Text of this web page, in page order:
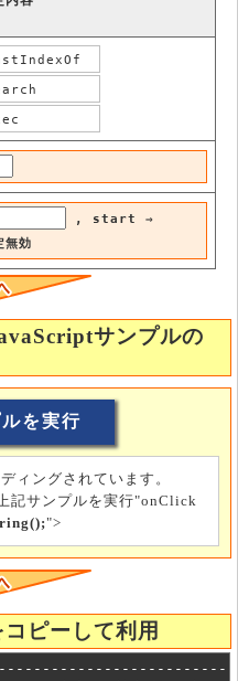
, start ⇒
効
サンプルの
ィングされています。
記サンプルを実行"onClick
">
ピーして利用